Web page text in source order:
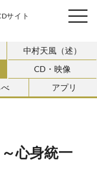
サイト
中村天風（述）
CD・映像
アプリ
心身統一